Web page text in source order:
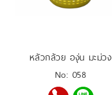
หลัวกล้วย องุ่น มะม่วง
No: 058